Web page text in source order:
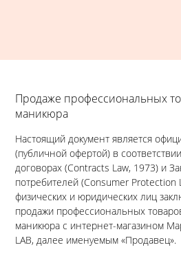
Продаже профессиональных
маникюра
Настоящий документ является
(публичной офертой) в
договорах (Contracts Law, 1973) и
потребителей (Consumer Protection
физических и юридических лиц
продажи профессиональных
маникюра с интернет-магазином
LAB, далее именуемым «Продавец».